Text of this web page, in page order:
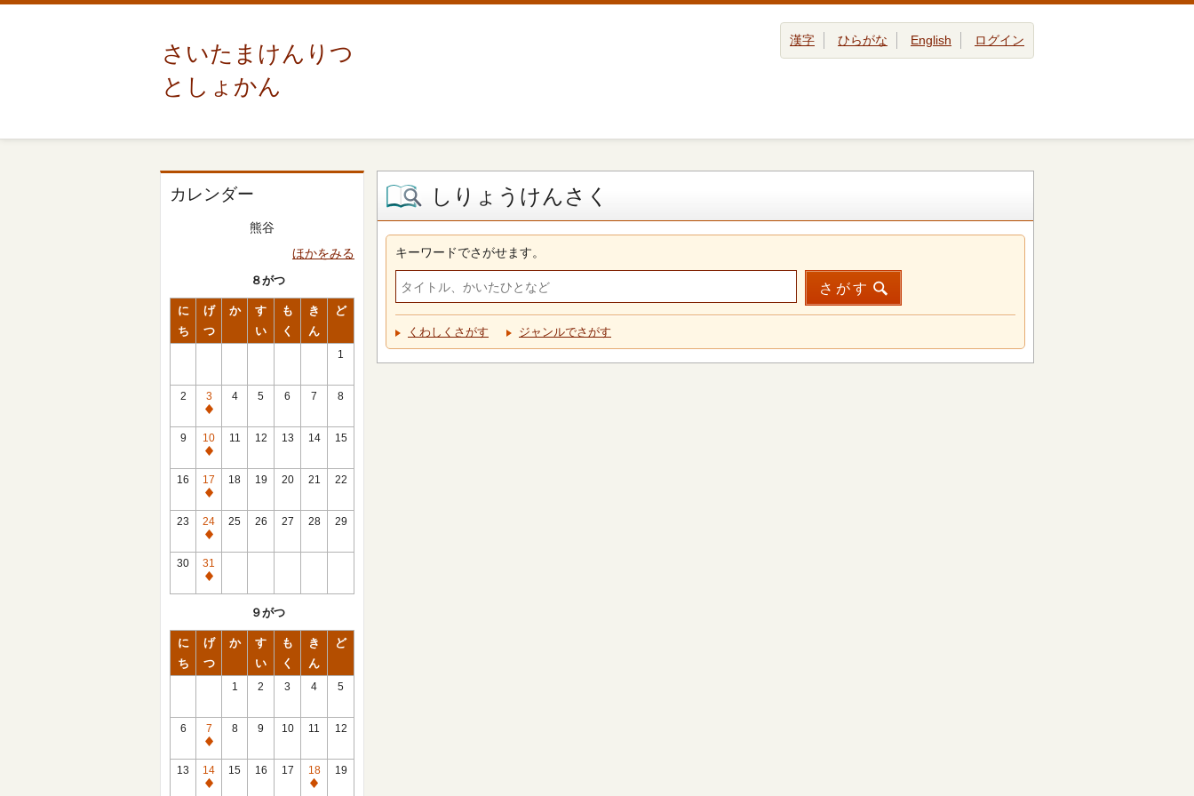
さいたまけんりつ
としょかん
漢字 ひらがな English ログイン
カレンダー
熊谷
ほかをみる
８がつ
に
ち
げ
つ
か
す
い
も
く
き
ん
ど
1
2
3
休
館
日
4 5 6 7 8
9
10
休
館
日
11 12 13 14 15
16
17
休
館
日
18 19 20 21 22
23
24
休
館
日
25 26 27 28 29
30
31
休
９がつ
に
ち
げ
つ
か
す
い
も
く
き
ん
ど
1 2 3 4 5
6
7
休
館
日
8 9 10 11 12
13
14
休
15 16 17
18
休
19
しりょうけんさく
キーワードでさがせます。
さがす
くわしくさがす ジャンルでさがす